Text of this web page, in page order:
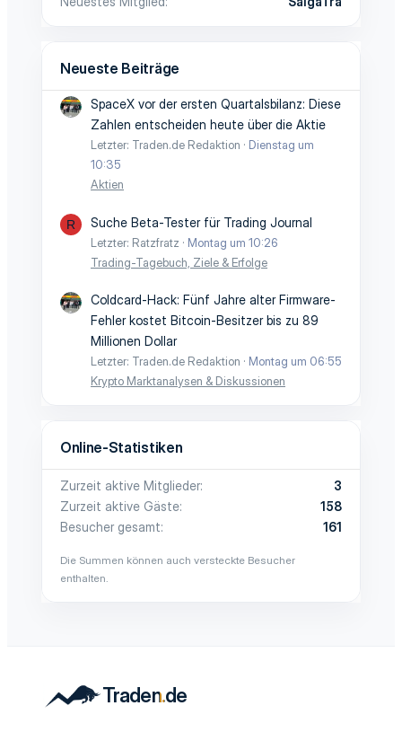
Neueste Beiträge
SpaceX vor der ersten Quartalsbilanz: Diese
Zahlen entscheiden heute über die Aktie
Letzter: Traden.de Redaktion
Dienstag um
10:35
Aktien
R Suche Beta-Tester für Trading Journal
Letzter: Ratzfratz
Montag um 10:26
Trading-Tagebuch, Ziele & Erfolge
Coldcard-Hack: Fünf Jahre alter Firmware-
Fehler kostet Bitcoin-Besitzer bis zu 89
Millionen Dollar
Letzter: Traden.de Redaktion
Montag um 06:55
Krypto Marktanalysen & Diskussionen
Online-Statistiken
Zurzeit aktive Mitglieder
3
Zurzeit aktive Gäste
158
Besucher gesamt
161
Die Summen können auch versteckte Besucher
enthalten.